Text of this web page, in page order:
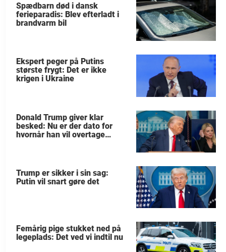
Spædbarn død i dansk
ferieparadis: Blev efterladt i
brandvarm bil
Ekspert peger på Putins
største frygt: Det er ikke
krigen i Ukraine
Donald Trump giver klar
besked: Nu er der dato for
hvornår han vil overtage
Trump er sikker i sin sag:
Putin vil snart gøre det
Femårig pige stukket ned på
legeplads: Det ved vi indtil nu